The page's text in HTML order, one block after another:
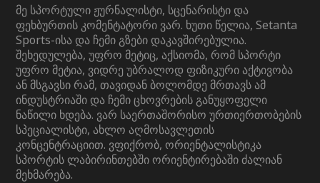
მე სპორტული ჟურნალისტი, სცენარისტი და
ფეხბურთის კომენტატორი ვარ. ხუთი წელია, Setanta
Sports-ისა და ჩემი გზები დაკავშირებულია.
შეხედულება, უფრო მეტიც, აქსიომა, რომ სპორტი
უფრო მეტია, ვიდრე უბრალოდ ფიზიკური აქტივობა
ან მსგავსი რამ, თავიდან ბოლომდე მრთავს ამ
ინდუსტრიაში და ჩემი ცხოვრების განუყოფელი
ნაწილი ხდება. ვარ საერთაშორისო ურთიერთობების
სპეციალისტი, ახლო აღმოსავლეთის
კონცენტრაციით. ვფიქრობ, ორიენტალისტიკა
სპორტის ლაბირინთებში ორიენტირებაში ძალიან
მეხმარება.